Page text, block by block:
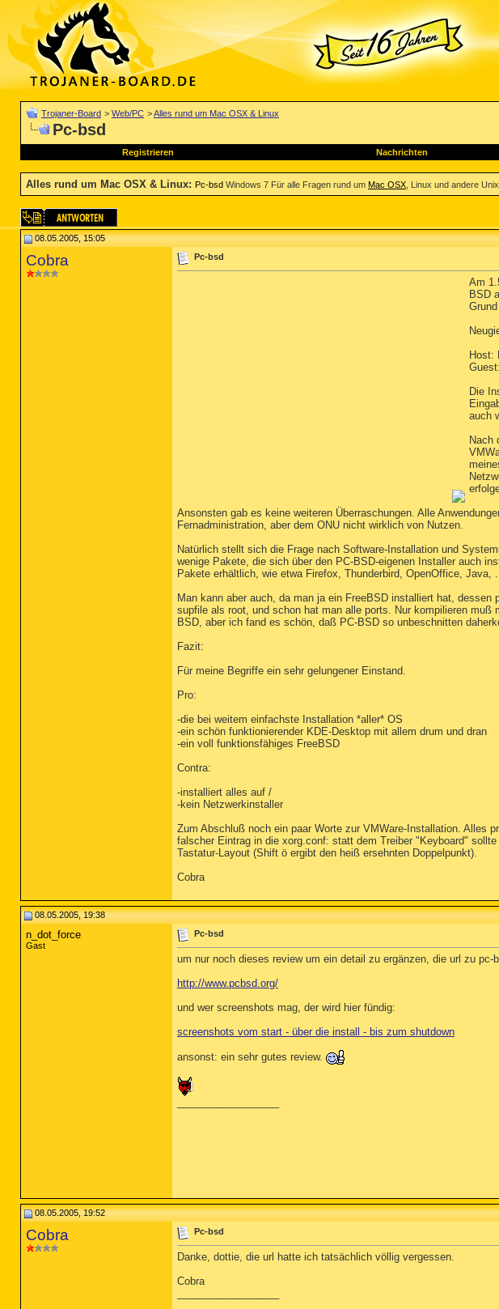
Trojaner-Board > Web/PC >Alles rund um Mac OSX & Linux
Pc-bsd
Registrieren Nachrichten
Alles rund um Mac OSX & Linux: Pc-bsd Windows 7 Für alle Fragen rund um Mac OSX , Linux und andere
08.05.2005, 15:05
Cobra Pc-bsd
Am
BSD
Host:
Die
auch
Nach
Ansonsten gab es keine weiteren Überraschungen. Alle
Fernadministration, aber dem ONU nicht wirklich von Nutzen.
Natürlich stellt sich die Frage nach Software-Installation und
wenige Pakete, die sich über den PC-BSD-eigenen Installer auch
Pakete erhältlich, wie etwa Firefox, Thunderbird, OpenOffice, Java,
Man kann aber auch, da man ja ein FreeBSD installiert hat,
supfile als root, und schon hat man alle ports. Nur kompilieren
BSD, aber ich fand es schön, daß PC-BSD so unbeschnitten
Fazit:
Für meine Begriffe ein sehr gelungener Einstand.
Pro:
-die bei weitem einfachste Installation *aller* OS
-ein schön funktionierender KDE-Desktop mit allem drum und dran
-ein voll funktionsfähiges FreeBSD
Contra:
-installiert alles auf /
-kein Netzwerkinstaller
Zum Abschluß noch ein paar Worte zur VMWare-Installation. Alles
falscher Eintrag in die xorg.conf: statt dem Treiber "Keyboard"
Tastatur-Layout (Shift ö ergibt den heiß ersehnten Doppelpunkt).
Cobra
08.05.2005, 19:38
n_dot_force
Gast
Pc-bsd
um nur noch dieses review um ein detail zu ergänzen, die url zu pc-
http://www.pcbsd.org/
und wer screenshots mag, der wird hier fündig:
screenshots vom start - über die install - bis zum shutdown
ansonst: ein sehr gutes review.
08.05.2005, 19:52
Cobra Pc-bsd
Danke, dottie, die url hatte ich tatsächlich völlig vergessen.
Cobra